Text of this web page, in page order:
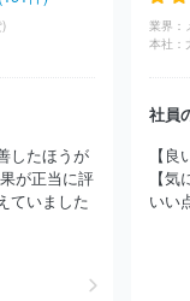
株式会社東京エネシス
菱冷熱工業株式会社
エンジニアリング株式
会社
株式会社フソウ
株式会社
東急建設
ューションズ株式会社
したほうが
が正当に評
ていました
業界：
本社：
社員
【
【
いい